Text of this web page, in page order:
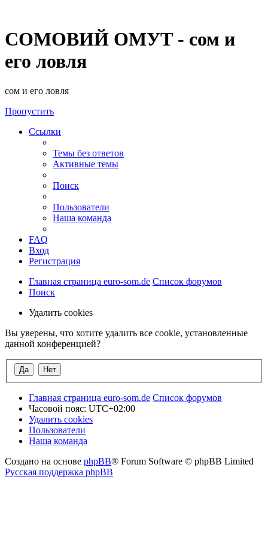
СОМОВИЙ ОМУТ - сом и
его ловля
сом и его ловля
Пропустить
Ссылки
Темы без ответов
Активные темы
Поиск
Пользователи
Наша команда
FAQ
Вход
Регистрация
Главная страница euro-som.de Список форумов
Поиск
Удалить cookies
Вы уверены, что хотите удалить все cookie, установленные
данной конференцией?
Главная страница euro-som.de Список форумов
Часовой пояс: UTC+02:00
Удалить cookies
Пользователи
Наша команда
Создано на основе phpBB® Forum Software © phpBB Limited
Русская поддержка phpBB